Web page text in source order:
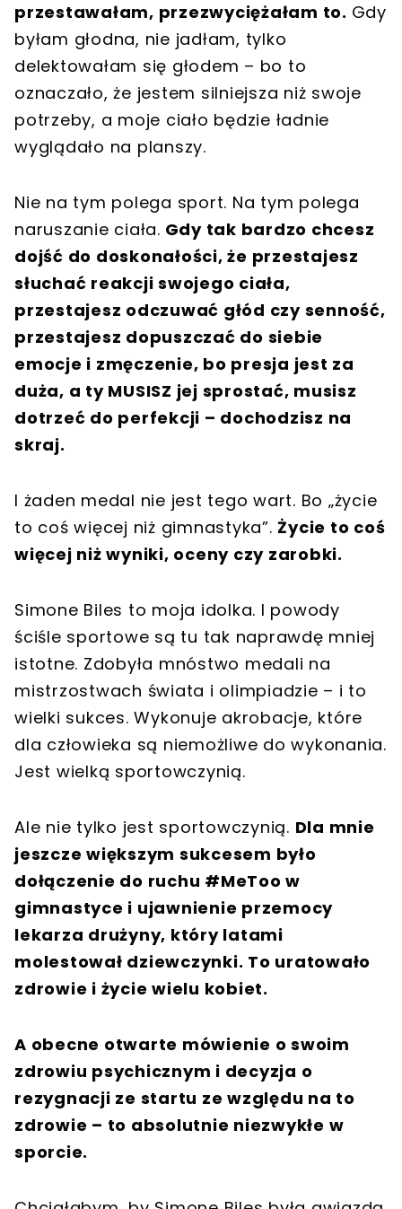
przestawałam, przezwyciężałam to. Gdy
byłam głodna, nie jadłam, tylko
delektowałam się głodem – bo to
oznaczało, że jestem silniejsza niż swoje
potrzeby, a moje ciało będzie ładnie
wyglądało na planszy.
Nie na tym polega sport. Na tym polega
naruszanie ciała. Gdy tak bardzo chcesz
dojść do doskonałości, że przestajesz
słuchać reakcji swojego ciała,
przestajesz odczuwać głód czy senność,
przestajesz dopuszczać do siebie
emocje i zmęczenie, bo presja jest za
duża, a ty MUSISZ jej sprostać, musisz
dotrzeć do perfekcji – dochodzisz na
skraj.
I żaden medal nie jest tego wart. Bo „życie
to coś więcej niż gimnastyka”.Życie to coś
więcej niż wyniki, oceny czy zarobki.
Simone Biles to moja idolka. I powody
ściśle sportowe są tu tak naprawdę mniej
istotne. Zdobyła mnóstwo medali na
mistrzostwach świata i olimpiadzie – i to
wielki sukces. Wykonuje akrobacje, które
dla człowieka są niemożliwe do wykonania.
Jest wielką sportowczynią.
Ale nie tylko jest sportowczynią. Dla mnie
jeszcze większym sukcesem było
dołączenie do ruchu #MeToo w
gimnastyce i ujawnienie przemocy
lekarza drużyny, który latami
molestował dziewczynki. To uratowało
zdrowie i życie wielu kobiet.
A obecne otwarte mówienie o swoim
zdrowiu psychicznym i decyzja o
rezygnacji ze startu ze względu na to
zdrowie – to absolutnie niezwykłe w
sporcie.